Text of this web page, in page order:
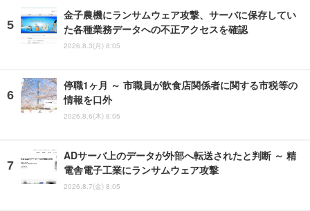
金子農機にランサムウェア攻撃、サーバに保存してい
た各種業務データへの不正アクセスを確認
2026.8.3(月) 8:05
停職1ヶ月 ～ 市職員が飲食店関係者に関する市税等の
情報を口外
2026.8.6(木) 8:05
ADサーバ上のデータが外部へ転送されたと判断 ～ 精
電舎電子工業にランサムウェア攻撃
2026.8.7(金) 8:05